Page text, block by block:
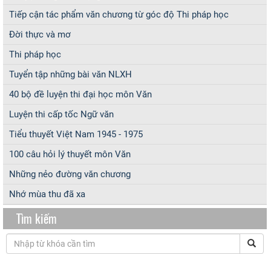
Tiếp cận tác phẩm văn chương từ góc độ Thi pháp học
Đời thực và mơ
Thi pháp học
Tuyển tập những bài văn NLXH
40 bộ đề luyện thi đại học môn Văn
Luyện thi cấp tốc Ngữ văn
Tiểu thuyết Việt Nam 1945 - 1975
100 câu hỏi lý thuyết môn Văn
Những nẻo đường văn chương
Nhớ mùa thu đã xa
Tìm kiếm